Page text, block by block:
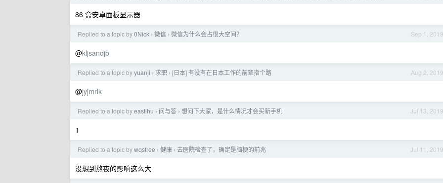
86 盒安卓面板显示器
Sep 1, 2019
Replied to a topic by0Nick › 微信 › 微信为什么会占很大空间？
@kljsandjb
Aug 2, 2019
Replied to a topic byyuanji › 求职 › [日本] 有没有在日本工作的前辈指个路
@jyjmrlk
Jul 13, 2019
Replied to a topic byeastlhu › 问与答 › 想问下大家，是什么情况才会买新手机
1
Jul 11, 2019
Replied to a topic bywqsfree › 健康 › 去医院检查了，确定是脑梗的前兆
没想到熬夜的影响这么大